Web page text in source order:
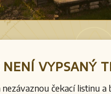
vypsaný
nezávaznou čekací listinu a